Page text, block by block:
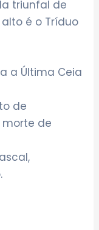
triunfal de
é o Tríduo
a Última Ceia
de
de